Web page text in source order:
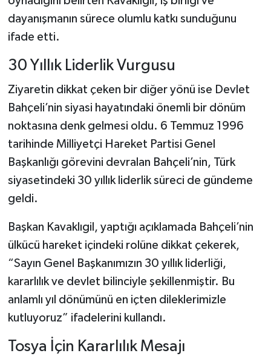
dayanışmanın sürece olumlu katkı sunduğunu
ifade etti.
30 Yıllık Liderlik Vurgusu
Ziyaretin dikkat çeken bir diğer yönü ise Devlet
Bahçeli’nin siyasi hayatındaki önemli bir dönüm
noktasına denk gelmesi oldu. 6 Temmuz 1996
tarihinde Milliyetçi Hareket Partisi Genel
Başkanlığı görevini devralan Bahçeli’nin, Türk
siyasetindeki 30 yıllık liderlik süreci de gündeme
geldi.
Başkan Kavaklıgil, yaptığı açıklamada Bahçeli’nin
ülkücü hareket içindeki rolüne dikkat çekerek,
“Sayın Genel Başkanımızın 30 yıllık liderliği,
kararlılık ve devlet bilinciyle şekillenmiştir. Bu
anlamlı yıl dönümünü en içten dileklerimizle
kutluyoruz” ifadelerini kullandı.
Tosya İçin Kararlılık Mesajı